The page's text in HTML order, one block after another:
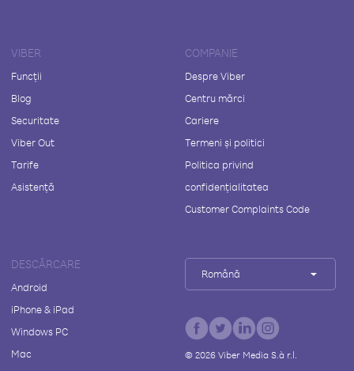
VIBER
Funcții
Blog
Securitate
Viber Out
Tarife
Asistență
COMPANIE
Despre Viber
Centru mărci
Cariere
Termeni și politici
Politica privind
confidențialitatea
Customer Complaints Code
DESCĂRCARE
Android
iPhone & iPad
Windows PC
Mac
Română
© 2026Viber Media S.à r.l.